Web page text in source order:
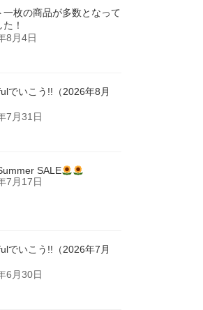
一枚の商品が多数となって
！
8月4日
でいこう!!（2026年8月
7月31日
SALE
7月17日
でいこう!!（2026年7月
6月30日